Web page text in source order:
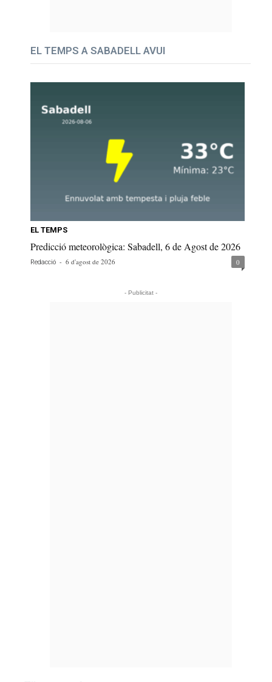
EL TEMPS A SABADELL AVUI
EL TEMPS
Predicció meteorològica: Sabadell, 6 de Agost de 2026
Redacció - 6 d'agost de 2026 0
- Publicitat -